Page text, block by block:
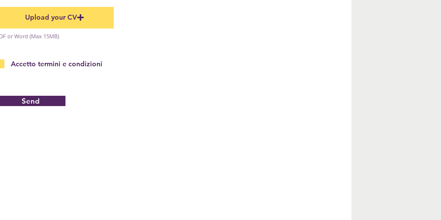
Upload your CV
or Word (Max 15MB)
Accetto termini e condizioni
Send